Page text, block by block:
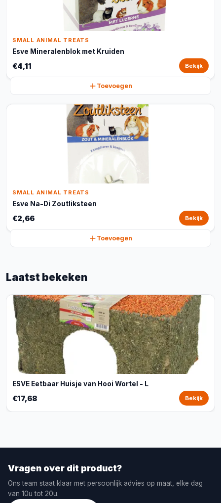
SMALL ANIMAL TREATS
Esve Mineralenblok met Kruiden
€4,11 Bekijk
Toevoegen
SMALL ANIMAL TREATS
Esve Na-Di Zoutliksteen
€2,66 Bekijk
Toevoegen
Laatst bekeken
ESVE Eetbaar Huisje van Hooi Wortel - L
€17,68 Bekijk
Vragen over dit product?
Ons team staat klaar met persoonlijk advies op maat, elke dag
van 10u tot 20u.